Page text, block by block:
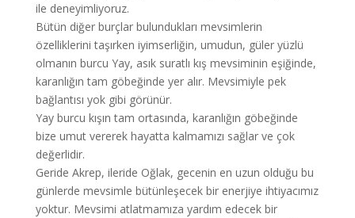
ile deneyimliyoruz.
Bütün diğer burçlar bulundukları mevsimlerin
özelliklerini taşırken iyimserliğin, umudun, güler yüzlü
olmanın burcu Yay, asık suratlı kış mevsiminin eşiğinde,
karanlığın tam göbeğinde yer alır. Mevsimiyle pek
bağlantısı yok gibi görünür.
Yay burcu kışın tam ortasında, karanlığın göbeğinde
bize umut vererek hayatta kalmamızı sağlar ve çok
değerlidir.
Geride Akrep, ileride Oğlak, gecenin en uzun olduğu bu
günlerde mevsimle bütünleşecek bir enerjiye ihtiyacımız
yoktur. Mevsimi atlatmamıza yardım edecek bir